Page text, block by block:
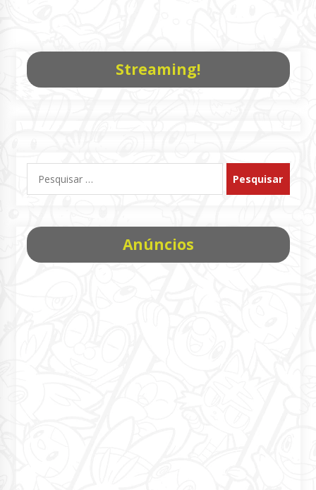
Streaming!
por:
Anúncios